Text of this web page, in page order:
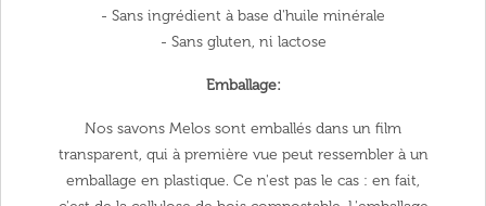
- Sans ingrédient à base d'huile minérale
- Sans gluten, ni lactose
Emballage:
Nos savons Melos sont emballés dans un film
transparent, qui à première vue peut ressembler à un
emballage en plastique. Ce n'est pas le cas : en fait,